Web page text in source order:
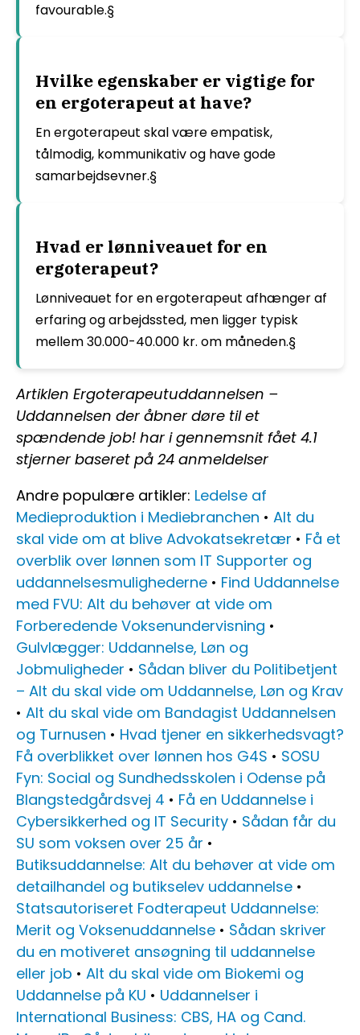
favourable.§
Hvilke egenskaber er vigtige for
en ergoterapeut at have?
En ergoterapeut skal være empatisk,
tålmodig, kommunikativ og have gode
samarbejdsevner.§
Hvad er lønniveauet for en
ergoterapeut?
Lønniveauet for en ergoterapeut afhænger af
erfaring og arbejdssted, men ligger typisk
mellem 30.000-40.000 kr. om måneden.§
Artiklen Ergoterapeutuddannelsen –
Uddannelsen der åbner døre til et
spændende job! har i gennemsnit fået 4.1
stjerner baseret på 24 anmeldelser
Andre populære artikler: Ledelse af
Medieproduktion i Mediebranchen • Alt du
skal vide om at blive Advokatsekretær • Få et
overblik over lønnen som IT Supporter og
uddannelsesmulighederne • Find Uddannelse
med FVU: Alt du behøver at vide om
Forberedende Voksenundervisning •
Gulvlægger: Uddannelse, Løn og
Jobmuligheder • Sådan bliver du Politibetjent
– Alt du skal vide om Uddannelse, Løn og Krav
• Alt du skal vide om Bandagist Uddannelsen
og Turnusen • Hvad tjener en sikkerhedsvagt?
Få overblikket over lønnen hos G4S • SOSU
Fyn: Social og Sundhedsskolen i Odense på
Blangstedgårdsvej 4 • Få en Uddannelse i
Cybersikkerhed og IT Security • Sådan får du
SU som voksen over 25 år •
Butiksuddannelse: Alt du behøver at vide om
detailhandel og butikselev uddannelse •
Statsautoriseret Fodterapeut Uddannelse:
Merit og Voksenuddannelse • Sådan skriver
du en motiveret ansøgning til uddannelse
eller job • Alt du skal vide om Biokemi og
Uddannelse på KU • Uddannelser i
International Business: CBS, HA og Cand.